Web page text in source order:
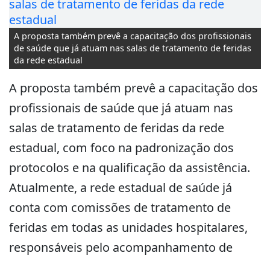
A proposta também prevê a capacitação dos profissionais
de saúde que já atuam nas salas de tratamento de feridas
da rede estadual
A proposta também prevê a capacitação dos
profissionais de saúde que já atuam nas
salas de tratamento de feridas da rede
estadual, com foco na padronização dos
protocolos e na qualificação da assistência.
Atualmente, a rede estadual de saúde já
conta com comissões de tratamento de
feridas em todas as unidades hospitalares,
responsáveis pelo acompanhamento de